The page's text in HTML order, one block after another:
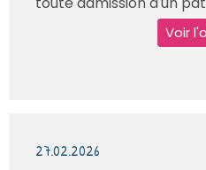
Voir
27.02.2026